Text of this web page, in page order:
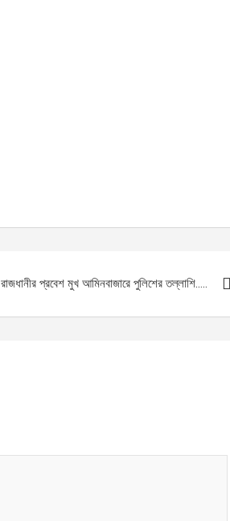
রাজধানীর প্রবেশ মুখ আমিনবাজারে পুলিশের তল্লাশি…..